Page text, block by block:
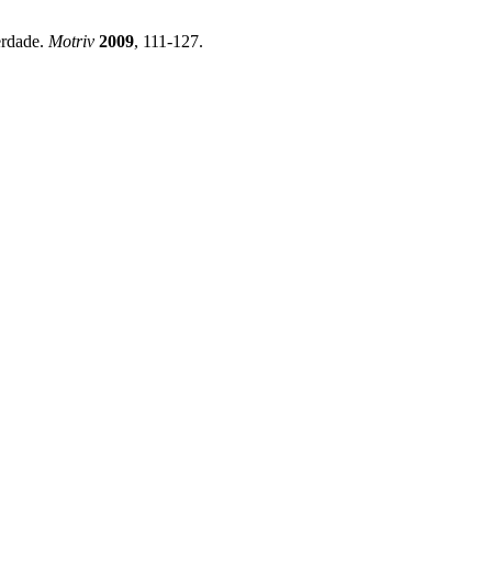
Motriv 2009, 111-127.